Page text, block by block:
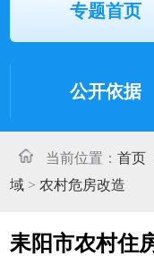
专题首页
公开依据
当前位置：首页
域 >农村危房改造
耒阳市农村住